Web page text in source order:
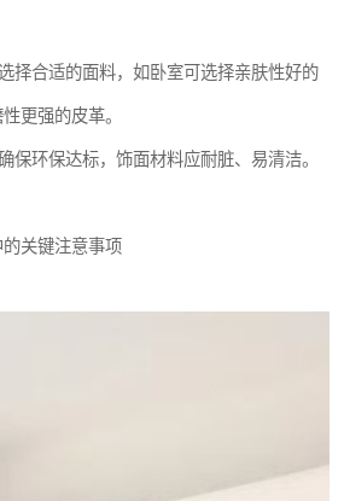
择合适的面料，如卧室可选择亲肤性好的
更强的皮革。
保环保达标，饰面材料应耐脏、易清洁。
关键注意事项